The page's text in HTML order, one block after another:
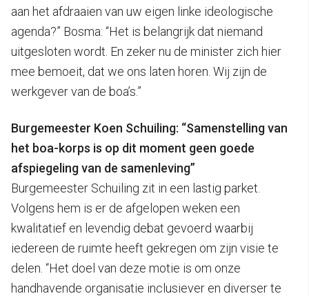
aan het afdraaien van uw eigen linke ideologische
agenda?” Bosma: “Het is belangrijk dat niemand
uitgesloten wordt. En zeker nu de minister zich hier
mee bemoeit, dat we ons laten horen. Wij zijn de
werkgever van de boa’s.”
Burgemeester Koen Schuiling: “Samenstelling van
het boa-korps is op dit moment geen goede
afspiegeling van de samenleving”
Burgemeester Schuiling zit in een lastig parket.
Volgens hem is er de afgelopen weken een
kwalitatief en levendig debat gevoerd waarbij
iedereen de ruimte heeft gekregen om zijn visie te
delen. “Het doel van deze motie is om onze
handhavende organisatie inclusiever en diverser te